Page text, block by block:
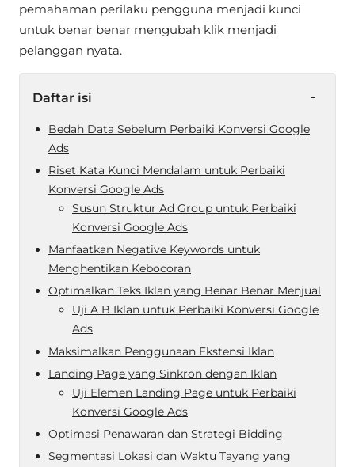
pemahaman perilaku pengguna menjadi kunci
untuk benar benar mengubah klik menjadi
pelanggan nyata.
Daftar isi -
Bedah Data Sebelum Perbaiki Konversi Google
Ads
Riset Kata Kunci Mendalam untuk Perbaiki
Konversi Google Ads
Susun Struktur Ad Group untuk Perbaiki
Konversi Google Ads
Manfaatkan Negative Keywords untuk
Menghentikan Kebocoran
Optimalkan Teks Iklan yang Benar Benar Menjual
Uji A B Iklan untuk Perbaiki Konversi Google
Ads
Maksimalkan Penggunaan Ekstensi Iklan
Landing Page yang Sinkron dengan Iklan
Uji Elemen Landing Page untuk Perbaiki
Konversi Google Ads
Optimasi Penawaran dan Strategi Bidding
Segmentasi Lokasi dan Waktu Tayang yang